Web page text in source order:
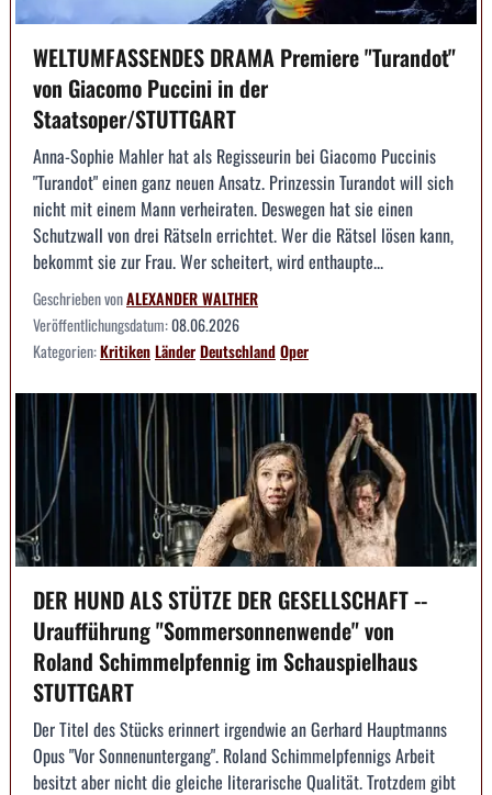
WELTUMFASSENDES DRAMA Premiere "Turandot"
von Giacomo Puccini in der
Staatsoper/STUTTGART
Anna-Sophie Mahler hat als Regisseurin bei Giacomo Puccinis
"Turandot" einen ganz neuen Ansatz. Prinzessin Turandot will sich
nicht mit einem Mann verheiraten. Deswegen hat sie einen
Schutzwall von drei Rätseln errichtet. Wer die Rätsel lösen kann,
bekommt sie zur Frau. Wer scheitert, wird enthaupte...
Geschrieben vonALEXANDER WALTHER
Veröffentlichungsdatum:08.06.2026
Kategorien:KritikenLänderDeutschlandOper
DER HUND ALS STÜTZE DER GESELLSCHAFT --
Uraufführung "Sommersonnenwende" von
Roland Schimmelpfennig im Schauspielhaus
STUTTGART
Der Titel des Stücks erinnert irgendwie an Gerhard Hauptmanns
Opus "Vor Sonnenuntergang". Roland Schimmelpfennigs Arbeit
besitzt aber nicht die gleiche literarische Qualität. Trotzdem gibt